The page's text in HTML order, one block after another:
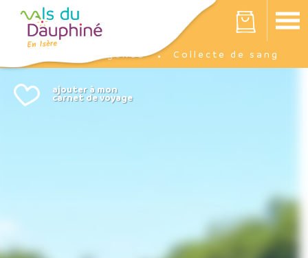
Votre panier est vide
Agenda Collecte de sang
Panneau de gestion des cookies